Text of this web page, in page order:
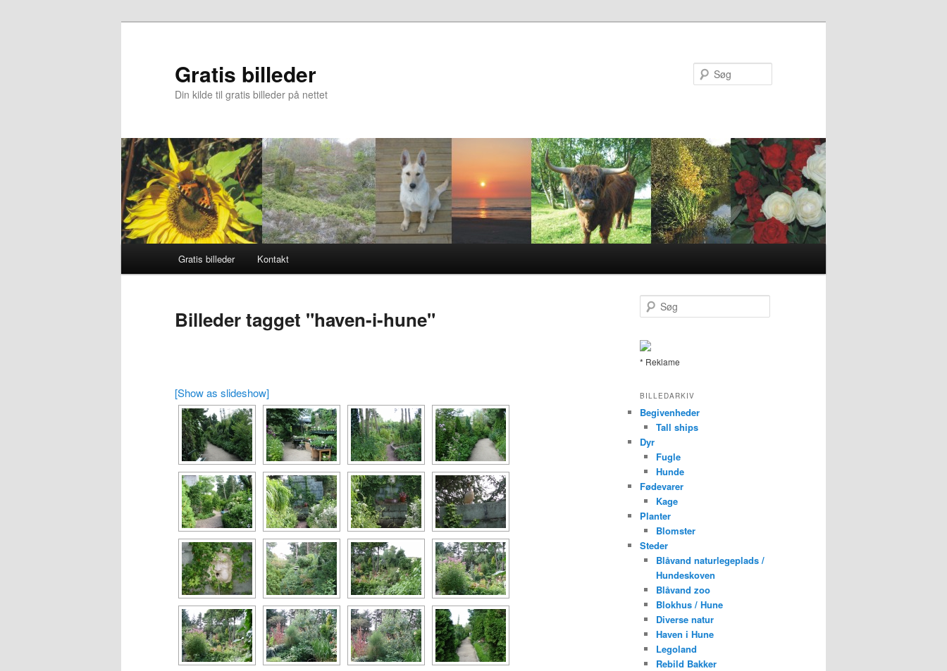
Gratis billeder
Din kilde til gratis billeder på nettet
Gratis billeder Kontakt
Billeder tagget "haven-i-hune"
[Show as slideshow]
ø
* Reklame
BILLEDARKIV
Begivenheder
Tall ships
Dyr
Fugle
Hunde
Fødevarer
Kage
Planter
Blomster
Steder
Blåvand naturlegeplads /
Hundeskoven
Blåvand zoo
Blokhus / Hune
Diverse natur
Haven i Hune
Legoland
Rebild Bakker